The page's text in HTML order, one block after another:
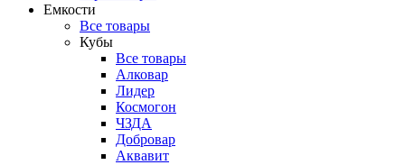
Емкости
Все товары
Кубы
Все товары
Алковар
Лидер
Космогон
ЧЗДА
Добровар
Аквавит